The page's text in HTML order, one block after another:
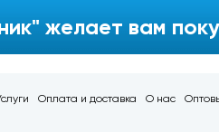
желает вам
Оплата и доставка О нас